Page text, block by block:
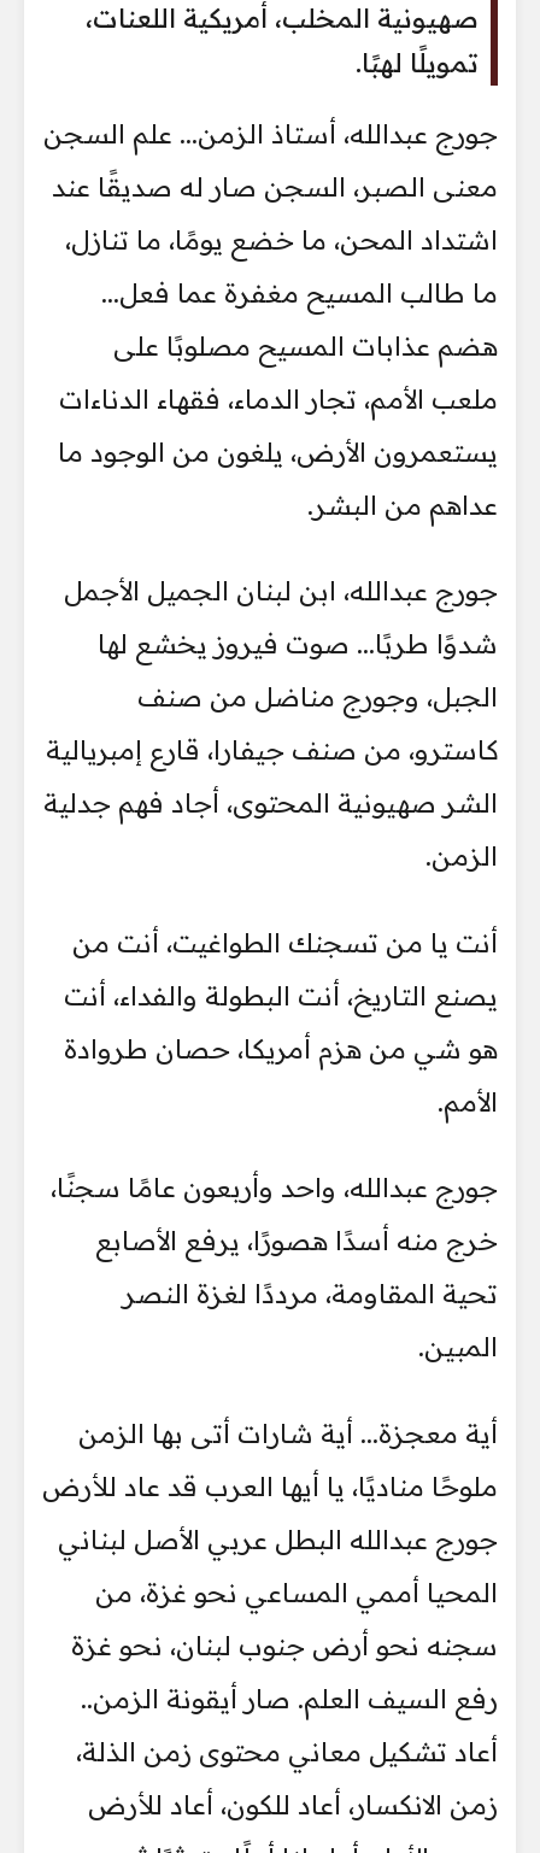
صهيونية المخلب، أمريكية اللعنات،
تمويلًا لهبًا.
جورج عبدالله، أستاذ الزمن... علم السجن
معنى الصبر، السجن صار له صديقًا عند
اشتداد المحن، ما خضع يومًا، ما تنازل،
ما طالب المسيح مغفرة عما فعل...
هضم عذابات المسيح مصلوبًا على
ملعب الأمم، تجار الدماء، فقهاء الدناءات
يستعمرون الأرض، يلغون من الوجود ما
عداهم من البشر.
جورج عبدالله، ابن لبنان الجميل الأجمل
شدوًا طربًا... صوت فيروز يخشع لها
الجبل، وجورج مناضل من صنف
كاسترو، من صنف جيفارا، قارع إمبريالية
الشر صهيونية المحتوى، أجاد فهم جدلية
الزمن.
أنت يا من تسجنك الطواغيت، أنت من
يصنع التاريخ، أنت البطولة والفداء، أنت
هو شي من هزم أمريكا، حصان طروادة
الأمم.
جورج عبدالله، واحد وأربعون عامًا سجنًا،
خرج منه أسدًا هصورًا، يرفع الأصابع
تحية المقاومة، مرددًا لغزة النصر
المبين.
أية معجزة... أية شارات أتى بها الزمن
ملوحًا مناديًا، يا أيها العرب قد عاد للأرض
جورج عبدالله البطل عربي الأصل لبناني
المحيا أممي المساعي نحو غزة، من
سجنه نحو أرض جنوب لبنان، نحو غزة
رفع السيف العلم. صار أيقونة الزمن..
أعاد تشكيل معاني محتوى زمن الذلة،
زمن الانكسار، أعاد للكون، أعاد للأرض